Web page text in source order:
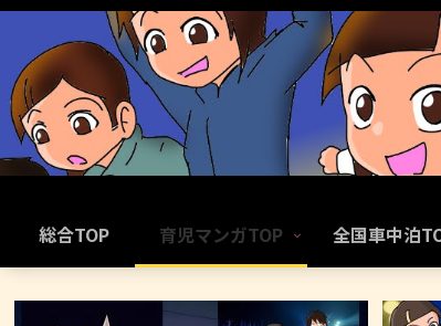
総合TOP 育児マンガTOP 全国車中泊